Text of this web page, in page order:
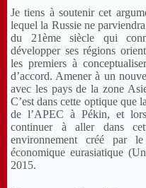
Je tiens à soutenir cet
lequel la Russie ne
du 21ème siècle qui
développer ses régions
les premiers à
d’accord. Amener à un
avec les pays de la zone
C’est dans cette optique que
de l’APEC à Pékin, et
continuer à aller dans
environnement créé par
économique eurasiatique
2015.